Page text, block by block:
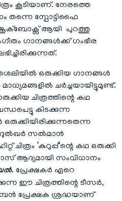
കൂടിയാണ്. നേരത്തെ
തന്നെ സ്പോട്ടിഫൈ
ജൂക്ബോക്സ് ആയി പുറത്തു
ഗാനങ്ങൾക്ക് ഗംഭീര
ശൈലിയിൽ ഒരുക്കിയ ഗാനങ്ങൾ
ചർച്ചയായിട്ടുമുണ്ട്.
ചിത്രത്തിന്റെ കഥ
കിടക്കുന്ന
ദുൽഖർ സൽമാൻ
ചിത്രം ‘കുറുപ്പ്’ന്റെ കഥ ഒരുക്കി
ആദ്യമായി സംവിധാനം
. പ്രേക്ഷകർ ഏറെ
ഈ ചിത്രത്തിന്റെ ടീസർ,
പ്രേക്ഷക ശ്രദ്ധയാണ്